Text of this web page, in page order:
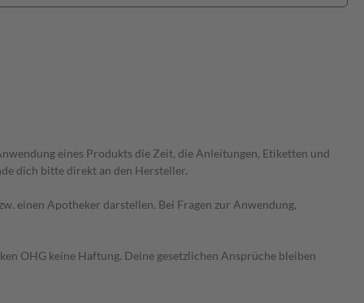
eines Produkts die Zeit, die Anleitungen, Etiketten und
dich bitte direkt an den Hersteller.
einen Apotheker darstellen. Bei Fragen zur Anwendung,
OHG keine Haftung. Deine gesetzlichen Ansprüche bleiben